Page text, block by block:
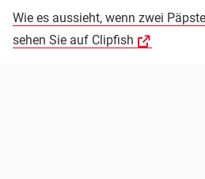
Wie es aussieht, wenn zwei
sehen Sie auf Clipfish